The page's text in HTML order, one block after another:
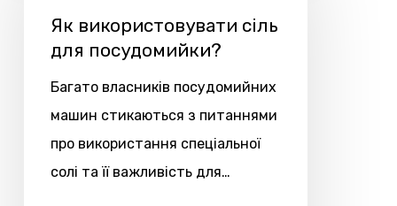
посудомийки?
Як використовувати сіль
для посудомийки?
Багато власників посудомийних
машин стикаються з питаннями
про використання спеціальної
солі та її важливість для…